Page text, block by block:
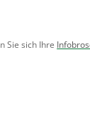
Sie sich Ihre